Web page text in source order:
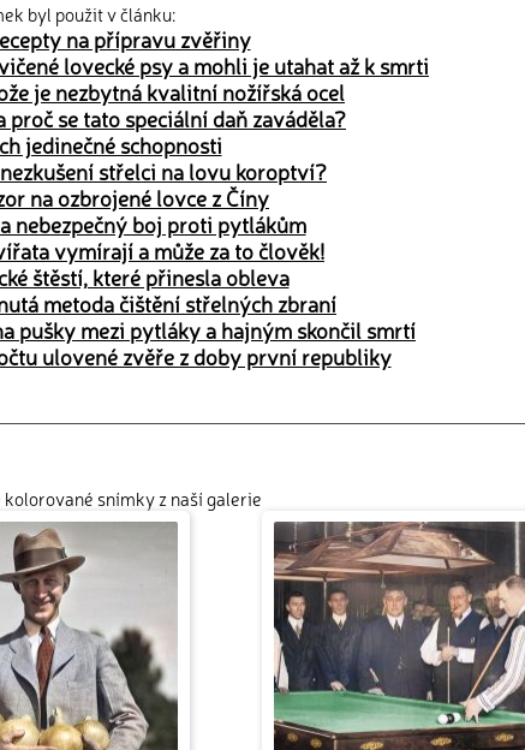
byl použit v článku:
na přípravu zvěřiny
lovecké psy a mohli je utahat až k smrti
je nezbytná kvalitní nožířská ocel
proč se tato speciální daň zaváděla?
jedinečné schopnosti
střelci na lovu koroptví?
na ozbrojené lovce z Číny
nebezpečný boj proti pytlákům
vymírají a může za to člověk!
štěstí, které přinesla obleva
metoda čištění střelných zbraní
pušky mezi pytláky a hajným skončil smrtí
ulovené zvěře z doby první republiky
snímky z naší galerie